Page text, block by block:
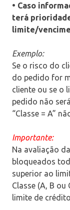
• Caso
terá
limite/
Exemplo:
Se o risco do
do pedido for
cliente ou se o
pedido não
“Classe = A”
Importante:
Na avaliação
bloqueados
superior ao
Classe (A, B
limite de